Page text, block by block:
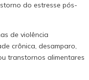
do estresse pós-
de violência
crônica, desamparo,
transtornos alimentares